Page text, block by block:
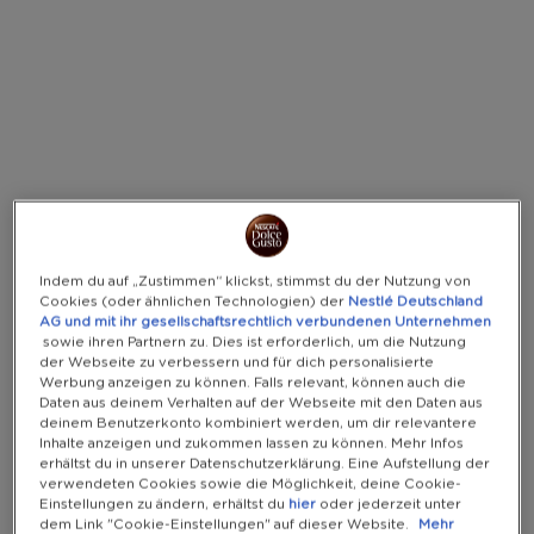
Indem du auf „Zustimmen“ klickst, stimmst du der Nutzung von
Cookies (oder ähnlichen Technologien) der Nestlé Deutschland
AG und mit ihr gesellschaftsrechtlich verbundenen Unternehmen
sowie ihren Partnern zu. Dies ist erforderlich, um die Nutzung
der Webseite zu verbessern und für dich personalisierte
Werbung anzeigen zu können. Falls relevant, können auch die
Daten aus deinem Verhalten auf der Webseite mit den Daten aus
deinem Benutzerkonto kombiniert werden, um dir relevantere
Inhalte anzeigen und zukommen lassen zu können. Mehr Infos
erhältst du in unserer Datenschutzerklärung. Eine Aufstellung der
verwendeten Cookies sowie die Möglichkeit, deine Cookie-
Einstellungen zu ändern, erhältst du hier oder jederzeit unter
dem Link "Cookie-Einstellungen" auf dieser Website.
Mehr